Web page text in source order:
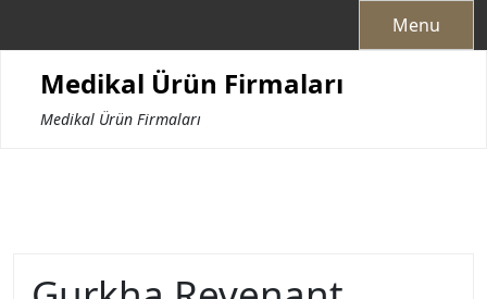
Menu
Medikal Ürün Firmaları
Medikal Ürün Firmaları